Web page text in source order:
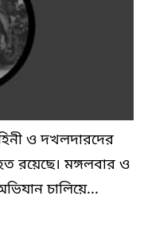
ও দখলদারদের
রয়েছে। মঙ্গলবার ও
চালিয়ে...